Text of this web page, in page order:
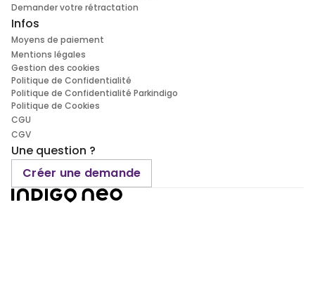
Demander votre rétractation
Infos
Moyens de paiement
Mentions légales
Gestion des cookies
Politique de Confidentialité
Politique de Confidentialité Parkindigo
Politique de Cookies
CGU
CGV
Une question ?
Créer une demande